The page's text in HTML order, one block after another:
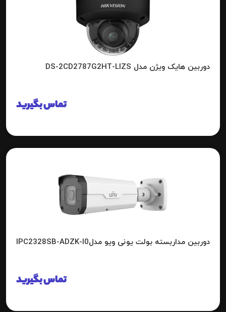
دوربین هایک ویژن مدل DS-2CD2787G2HT-LIZS
تماس بگیرید
دوربین مداربسته بولت یونی ویو مدلIPC2328SB-ADZK-I0
تماس بگیرید